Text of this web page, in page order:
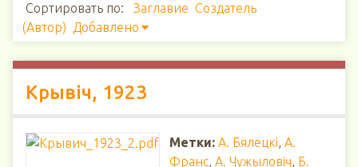
Сортировать по: Заглавие Создатель
(Автор)
Добавлено
Крывіч, 1923
Метки: А. Бялецкі, А.
Франс, А. Чужыловіч, Б.